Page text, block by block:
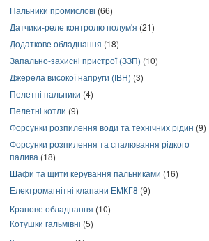
Пальники промислові (66)
Датчики-реле контролю полум'я (21)
Додаткове обладнання (18)
Запально-захисні пристрої (ЗЗП) (10)
Джерела високої напруги (ІВН) (3)
Пелетні пальники (4)
Пелетні котли (9)
Форсунки розпилення води та технічних рідин (9)
Форсунки розпилення та спалювання рідкого
палива (18)
Шафи та щити керування пальниками (16)
Електромагнітні клапани ЕМКГ8 (9)
Кранове обладнання (10)
Котушки гальмівні (5)